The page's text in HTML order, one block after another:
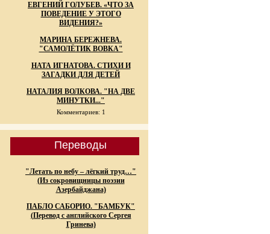
ЕВГЕНИЙ ГОЛУБЕВ. «ЧТО ЗА
ПОВЕДЕНИЕ У ЭТОГО
ВИДЕНИЯ?»
МАРИНА БЕРЕЖНЕВА.
"САМОЛЁТИК ВОВКА"
НАТА ИГНАТОВА. СТИХИ И
ЗАГАДКИ ДЛЯ ДЕТЕЙ
НАТАЛИЯ ВОЛКОВА. "НА ДВЕ
МИНУТКИ..."
Комментариев: 1
Переводы
"Летать по небу – лёгкий труд…"
(Из сокровищницы поэзии
Азербайджана)
ПАБЛО САБОРИО. "БАМБУК"
(Перевод с английского Сергея
Гринева)